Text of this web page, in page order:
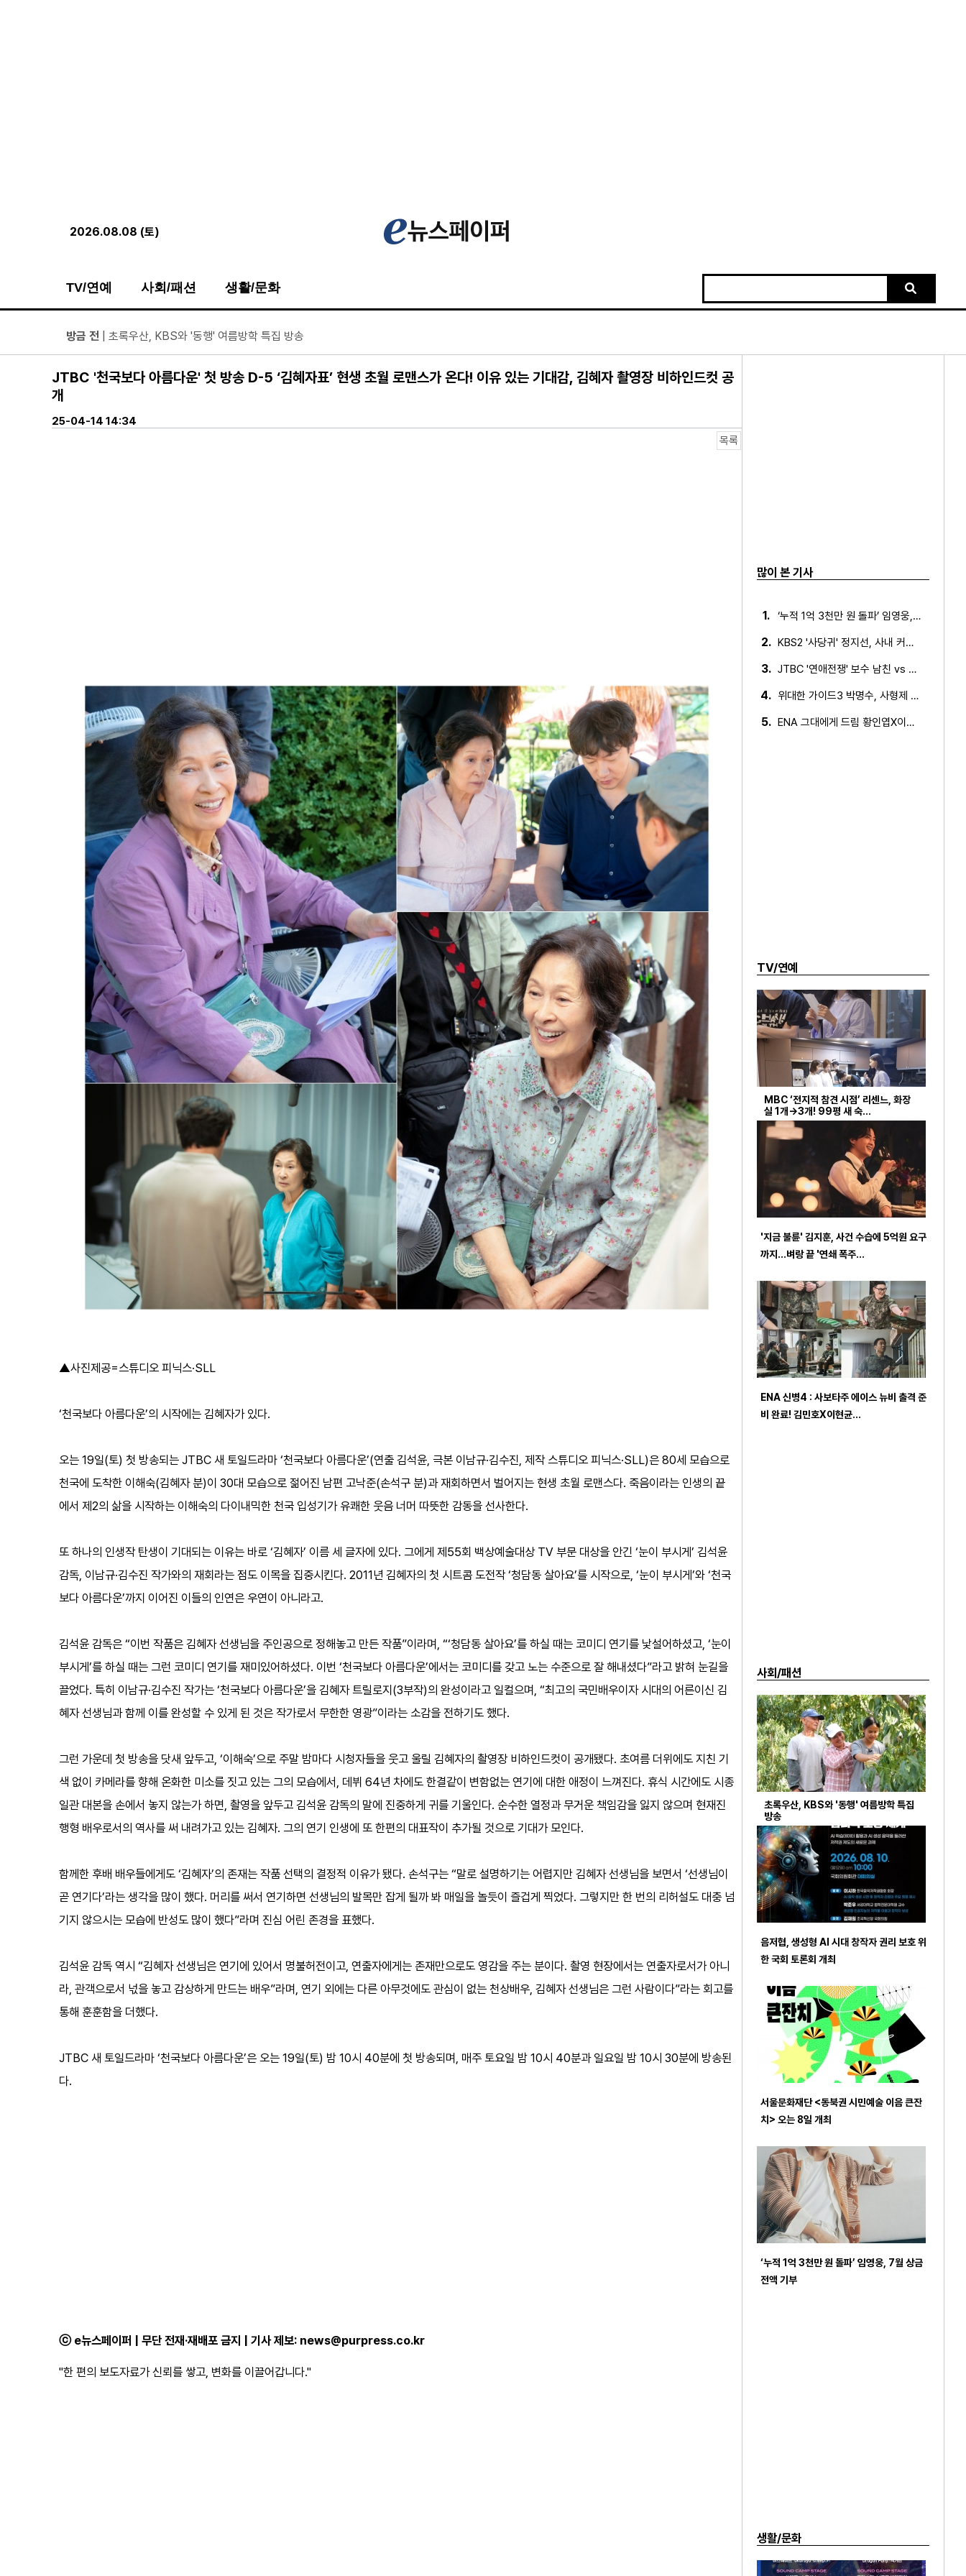
2026.08.08 (토)
TV/연예 사회/패션 생활/문화
방금 전 | ENA 신병4 : 사보타주 에이스 뉴비 출격 준비 완료! 김민호X이현균X이원정 첫 스틸 공개
방금 전| 음저협, 생성형 AI 시대 창작자 권리 보호 위한 국회 토론회 개최
방금 전| ‘형수다2’ 출산 한 달 앞둔 만삭 아내의 죽음…대한민국 수사계 전문가들이 파헤친 진실은?
방금 전| ENA 그대에게 드림 이혜리였기에 가능했던 지금 이 순간 우리 모두를 향한 따뜻한 응원! 반짝반짝 빛나는 꿈과 사랑! 열연 빛났다!
| MBC ‘전지적 참견 시점’ 리센느, 화장실 1개→3개! 99평 새 숙소에서 펼쳐지는 5인 5색 리얼 일상 최초 공개!
방금 전| '지금 불륜' 김지훈, 사건 수습에 5억원 요구까지…벼랑 끝 '연쇄 폭주'
방금 전| 초록우산, KBS와 '동행' 여름방학 특집 방송
JTBC '천국보다 아름다운' 첫 방송 D-5 ‘김혜자표’ 현생 초월 로맨스가 온다! 이유 있는 기대감, 김혜자 촬영장 비하인드컷 공
개
25-04-14 14:34
목록
▲사진제공=스튜디오 피닉스·SLL
‘천국보다 아름다운’의 시작에는 김혜자가 있다.
오는 19일(토) 첫 방송되는 JTBC 새 토일드라마 ‘천국보다 아름다운’(연출 김석윤, 극본 이남규·김수진, 제작 스튜디오 피닉스·SLL)은 80세 모습으로
천국에 도착한 이해숙(김혜자 분)이 30대 모습으로 젊어진 남편 고낙준(손석구 분)과 재회하면서 벌어지는 현생 초월 로맨스다. 죽음이라는 인생의 끝
에서 제2의 삶을 시작하는 이해숙의 다이내믹한 천국 입성기가 유쾌한 웃음 너머 따뜻한 감동을 선사한다.
또 하나의 인생작 탄생이 기대되는 이유는 바로 ‘김혜자’ 이름 세 글자에 있다. 그에게 제55회 백상예술대상 TV 부문 대상을 안긴 ‘눈이 부시게’ 김석윤
감독, 이남규·김수진 작가와의 재회라는 점도 이목을 집중시킨다. 2011년 김혜자의 첫 시트콤 도전작 ‘청담동 살아요’를 시작으로, ‘눈이 부시게’와 ‘천국
보다 아름다운’까지 이어진 이들의 인연은 우연이 아니라고.
김석윤 감독은 “이번 작품은 김혜자 선생님을 주인공으로 정해놓고 만든 작품”이라며, “‘청담동 살아요’를 하실 때는 코미디 연기를 낯설어하셨고, ‘눈이
부시게’를 하실 때는 그런 코미디 연기를 재미있어하셨다. 이번 ‘천국보다 아름다운’에서는 코미디를 갖고 노는 수준으로 잘 해내셨다”라고 밝혀 눈길을
끌었다. 특히 이남규·김수진 작가는 ‘천국보다 아름다운’을 김혜자 트릴로지(3부작)의 완성이라고 일컬으며, “최고의 국민배우이자 시대의 어른이신 김
혜자 선생님과 함께 이를 완성할 수 있게 된 것은 작가로서 무한한 영광”이라는 소감을 전하기도 했다.
그런 가운데 첫 방송을 닷새 앞두고, ‘이해숙’으로 주말 밤마다 시청자들을 웃고 울릴 김혜자의 촬영장 비하인드컷이 공개됐다. 초여름 더위에도 지친 기
색 없이 카메라를 향해 온화한 미소를 짓고 있는 그의 모습에서, 데뷔 64년 차에도 한결같이 변함없는 연기에 대한 애정이 느껴진다. 휴식 시간에도 시종
일관 대본을 손에서 놓지 않는가 하면, 촬영을 앞두고 김석윤 감독의 말에 진중하게 귀를 기울인다. 순수한 열정과 무거운 책임감을 잃지 않으며 현재진
행형 배우로서의 역사를 써 내려가고 있는 김혜자. 그의 연기 인생에 또 한편의 대표작이 추가될 것으로 기대가 모인다.
함께한 후배 배우들에게도 ‘김혜자’의 존재는 작품 선택의 결정적 이유가 됐다. 손석구는 “말로 설명하기는 어렵지만 김혜자 선생님을 보면서 ‘선생님이
곧 연기다’라는 생각을 많이 했다. 머리를 써서 연기하면 선생님의 발목만 잡게 될까 봐 매일을 놀듯이 즐겁게 찍었다. 그렇지만 한 번의 리허설도 대충 넘
기지 않으시는 모습에 반성도 많이 했다”라며 진심 어린 존경을 표했다.
김석윤 감독 역시 “김혜자 선생님은 연기에 있어서 명불허전이고, 연출자에게는 존재만으로도 영감을 주는 분이다. 촬영 현장에서는 연출자로서가 아니
라, 관객으로서 넋을 놓고 감상하게 만드는 배우”라며, 연기 외에는 다른 아무것에도 관심이 없는 천상배우, 김혜자 선생님은 그런 사람이다”라는 회고를
통해 훈훈함을 더했다.
JTBC 새 토일드라마 ‘천국보다 아름다운’은 오는 19일(토) 밤 10시 40분에 첫 방송되며, 매주 토요일 밤 10시 40분과 일요일 밤 10시 30분에 방송된
다.
ⓒ e뉴스페이퍼 | 무단 전재·재배포 금지 | 기사 제보: news@purpress.co.kr
"한 편의 보도자료가 신뢰를 쌓고, 변화를 이끌어갑니다."
많이 본 기사
1. ‘누적 1억 3천만 원 돌파’ 임영웅, 7월 상금 전액 기부
2. KBS2 '사당귀' 정지선, 사내 커플 방지 위한 소개팅 추진…
3. JTBC '연애전쟁' 보수 남친 vs 진보 여친, 전국민 초예…
4. 위대한 가이드3 박명수, 사형제 2대 2 분열 위기에 극대노…
5. ENA 그대에게 드림 황인엽X이혜리, 이대로 헤어지나? 황인…
TV/연예
MBC ‘전지적 참견 시점’ 리센느, 화장
실 1개→3개! 99평 새 숙…
'지금 불륜' 김지훈, 사건 수습에 5억원 요구
까지…벼랑 끝 '연쇄 폭주…
ENA 신병4 : 사보타주 에이스 뉴비 출격 준
비 완료! 김민호X이현균…
사회/패션
초록우산, KBS와 '동행' 여름방학 특집
방송
음저협, 생성형 AI 시대 창작자 권리 보호 위
한 국회 토론회 개최
서울문화재단 <동북권 시민예술 이음 큰잔
치> 오는 8일 개최
‘누적 1억 3천만 원 돌파’ 임영웅, 7월 상금
전액 기부
생활/문화